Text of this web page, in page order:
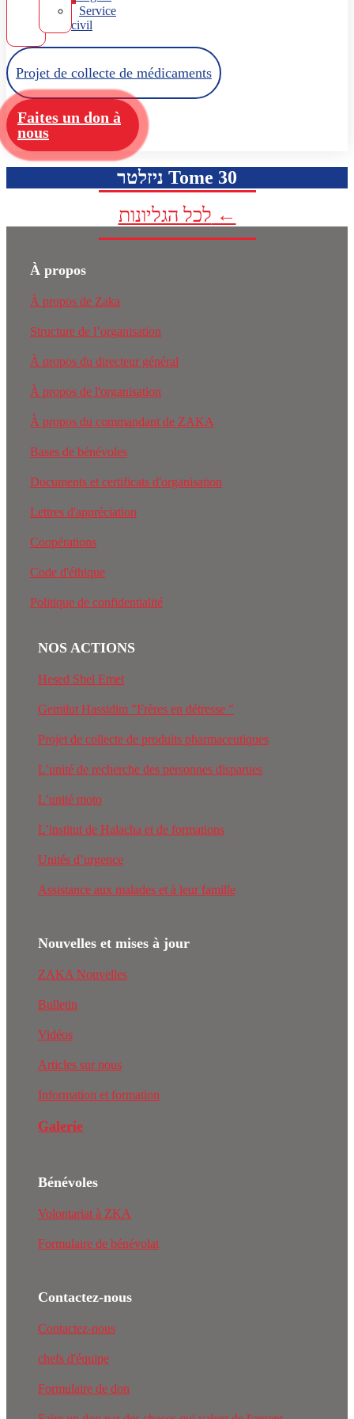
Service
civil
Projet de collecte de médicaments
Faites un don à
nous
ניזלטר Tome 30
לכל הגליונות ←
À propos
À propos de Zaka
Structure de l’organisation
À propos du directeur général
À propos de l'organisation
À propos du commandant de ZAKA
Bases de bénévoles
Documents et certificats d'organisation
Lettres d'appréciation
Coopérations
Code d'éthique
Politique de confidentialité
NOS ACTIONS
Hesed Shel Emet
Gemilut Hassidim "Frères en détresse "
Projet de collecte de produits pharmaceutiques
L’unité de recherche des personnes disparues
L’unité moto
L’institut de Halacha et de formations
Unités d’urgence
Assistance aux malades et à leur famille
Nouvelles et mises à jour
ZAKA Nouvelles
Bulletin
Vidéos
Articles sur nous
Information et formation
Galerie
Bénévoles
Volontariat à ZKA
Formulaire de bénévolat
Contactez-nous
Contactez-nous
chefs d'équipe
Formulaire de don